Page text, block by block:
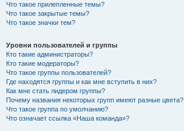
Что такое прилепленные темы?
Что такое закрытые темы?
Что такое значки тем?
Уровни пользователей и группы
Кто такие администраторы?
Кто такие модераторы?
Что такое группы пользователей?
Где находятся группы и как мне вступить в них?
Как мне стать лидером группы?
Почему названия некоторых групп имеют разные цвета?
Что такое группа по умолчанию?
Что означает ссылка «Наша команда»?